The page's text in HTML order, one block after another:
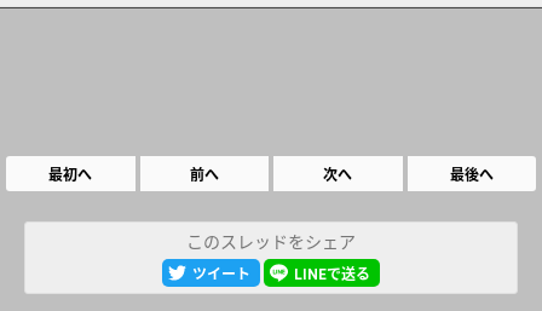
最初へ 前へ 次へ 最後へ
このスレッドをシェア
ツイート LINEで送る